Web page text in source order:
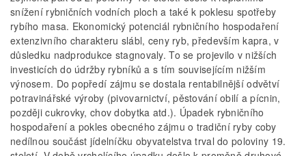
snížení rybničních vodních ploch a také k poklesu spotřeby
rybího masa. Ekonomický potenciál rybničního hospodaření
extenzivního charakteru slábl, ceny ryb, především kapra, v
důsledku nadprodukce stagnovaly. To se projevilo v nižších
investicích do údržby rybníků a s tím souvisejícím nižším
výnosem. Do popředí zájmu se dostala rentabilnější odvětví
potravinářské výroby (pivovarnictví, pěstování obilí a pícnin,
později cukrovky, chov dobytka atd.). Úpadek rybničního
hospodaření a pokles obecného zájmu o tradiční ryby coby
nedílnou součást jídelníčku obyvatelstva trval do poloviny 19.